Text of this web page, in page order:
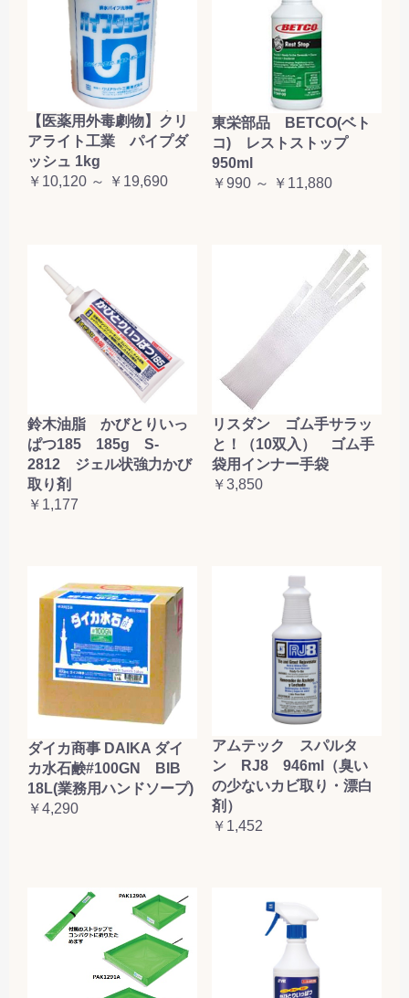
【医薬用外毒劇物】クリ
アライト工業 パイプダ
ッシュ 1kg
￥10,120 ～ ￥19,690
東栄部品 BETCO(ベト
コ) レストストップ
950ml
￥990 ～ ￥11,880
鈴木油脂 かびとりいっ
ぱつ185 185g S-
2812 ジェル状強力かび
取り剤
￥1,177
リスダン ゴム手サラッ
と！（10双入） ゴム手
袋用インナー手袋
￥3,850
ダイカ商事 DAIKA ダイ
カ水石鹸#100GN BIB
18L(業務用ハンドソープ)
￥4,290
アムテック スパルタ
ン RJ8 946ml（臭い
の少ないカビ取り・漂白
剤）
￥1,452